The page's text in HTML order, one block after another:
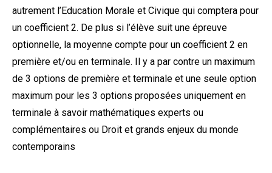
autrement l’Education Morale et Civique qui comptera pour
un coefficient 2. De plus si l’élève suit une épreuve
optionnelle, la moyenne compte pour un coefficient 2 en
première et/ou en terminale. Il y a par contre un maximum
de 3 options de première et terminale et une seule option
maximum pour les 3 options proposées uniquement en
terminale à savoir mathématiques experts ou
complémentaires ou Droit et grands enjeux du monde
contemporains